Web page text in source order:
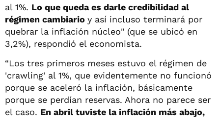
al 1%. Lo que queda es darle credibilidad al
régimen cambiario y así incluso terminará por
quebrar la inflación núcleo" (que se ubicó en
3,2%), respondió el economista.
“Los tres primeros meses estuvo el régimen de
'crawling' al 1%, que evidentemente no funcionó
porque se aceleró la inflación, básicamente
porque se perdían reservas. Ahora no parece ser
el caso. En abril tuviste la inflación más abajo,